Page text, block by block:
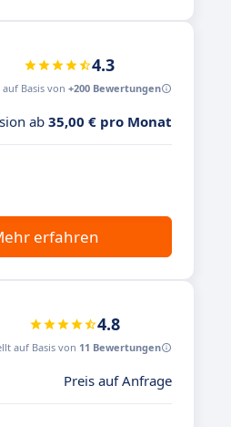
4.3
Basis von +200 Bewertungen
ab35,00 € pro Monat
erfahren
4.8
auf Basis von 11 Bewertungen
Preis auf Anfrage